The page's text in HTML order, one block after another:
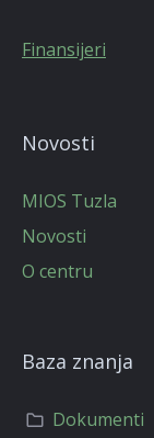
Finansijeri
Novosti
MIOS Tuzla
Novosti
O centru
Baza znanja
Dokumenti